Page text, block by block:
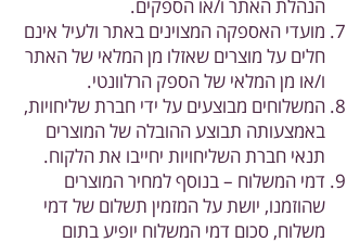
הנהלת האתר ו/או הספקים.
מועדי האספקה המצוינים באתר ולעיל אינם
חלים על מוצרים שאזלו מן המלאי של האתר
ו/או מן המלאי של הספק הרלוונטי.
המשלוחים מבוצעים על ידי חברת שליחויות,
באמצעותה תבוצע ההובלה של המוצרים
תנאי חברת השליחויות יחייבו את הלקוח.
דמי המשלוח – בנוסף למחיר המוצרים
שהוזמנו, יושת על המזמין תשלום של דמי
משלוח, סכום דמי המשלוח יופיע בתום